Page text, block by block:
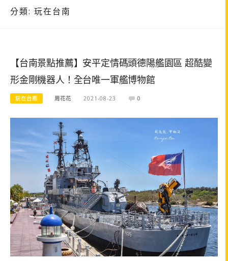
分類: 玩在台南
【台南景點推薦】安平定情碼頭德陽艦園區 超酷變
形金剛機器人！全台唯一軍艦博物館
玩在台南 周花花 2021-08-23 0